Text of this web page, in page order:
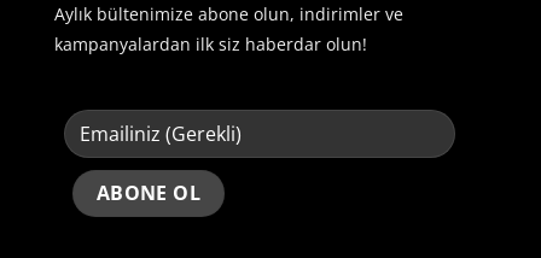
Aylık bültenimize abone olun, indirimler ve
kampanyalardan ilk siz haberdar olun!